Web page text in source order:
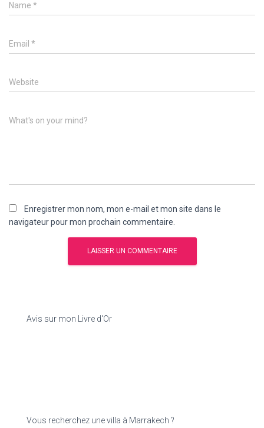
Name *
Email *
Website
What's on your mind?
Enregistrer mon nom, mon e-mail et mon site dans le
navigateur pour mon prochain commentaire.
Avis sur mon Livre d'Or
Vous recherchez une villa à Marrakech ?